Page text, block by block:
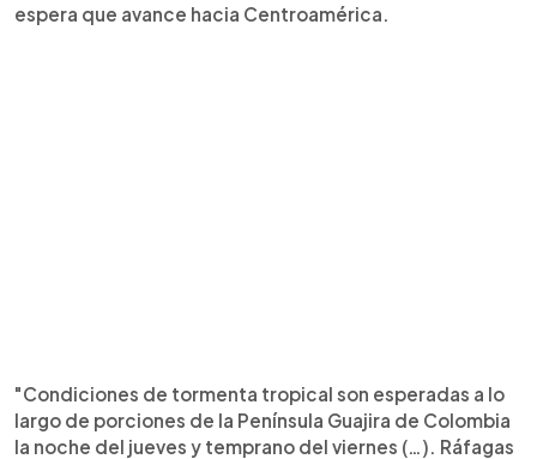
espera que avance hacia Centroamérica.
"Condiciones de tormenta tropical son esperadas a lo
largo de porciones de la Península Guajira de Colombia
la noche del jueves y temprano del viernes (…). Ráfagas